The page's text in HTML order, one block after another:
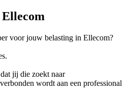
voor jouw belasting in Ellecom?
jij die zoekt naar
verbonden wordt aan een professional